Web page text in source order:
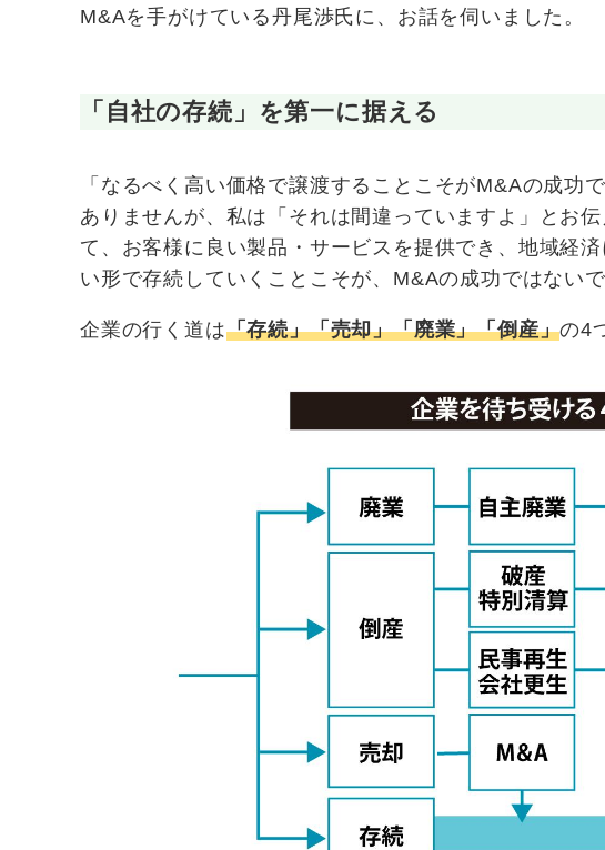
M&Aを手がけている丹尾渉氏に、お話を伺いました。
「自社の存続」を第一に据える
「なるべく高い価格で譲渡することこそがM&Aの成功
ありませんが、私は「それは間違っていますよ」とお
て、お客様に良い製品・サービスを提供でき、地域経
い形で存続していくことこそが、M&Aの成功ではないで
企業の行く道は「存続」「売却」「廃業」「倒産」の4